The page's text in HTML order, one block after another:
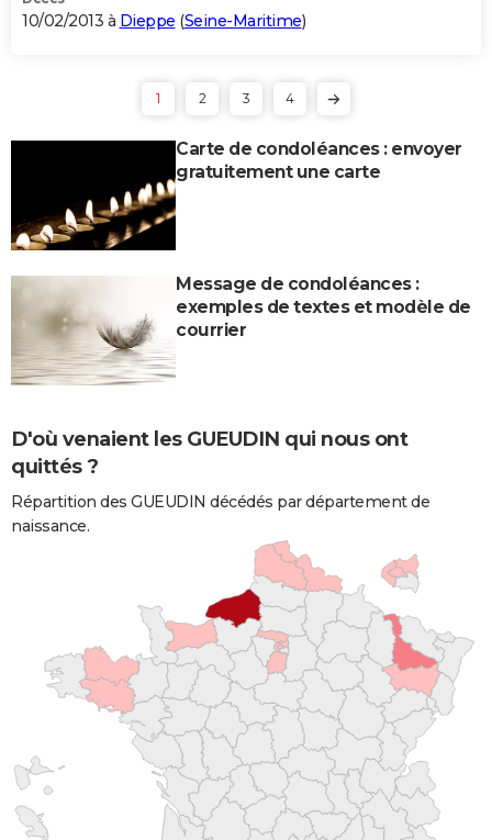
10/02/2013 à Dieppe (Seine-Maritime)
1 2 3 4
Carte de condoléances : envoyer
gratuitement une carte
Message de condoléances :
exemples de textes et modèle de
courrier
D'où venaient les GUEUDIN qui nous ont
quittés ?
Répartition des GUEUDIN décédés par département de
naissance.